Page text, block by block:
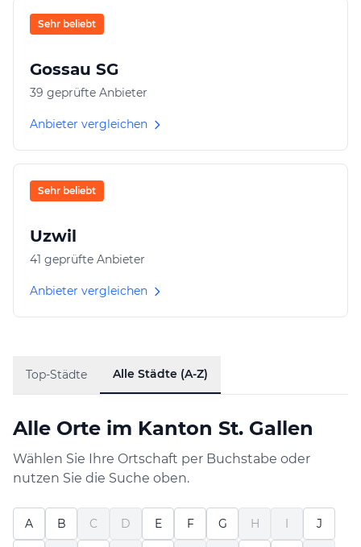
Sehr beliebt
Gossau SG
39 geprüfte Anbieter
Anbieter vergleichen
Sehr beliebt
Uzwil
41 geprüfte Anbieter
Anbieter vergleichen
Top-Städte Alle Städte (A-Z)
Alle Orte im Kanton St. Gallen
Wählen Sie Ihre Ortschaft per Buchstabe oder
nutzen Sie die Suche oben.
A B C D E F G H I J